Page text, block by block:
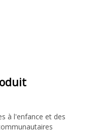
à l'enfance et des